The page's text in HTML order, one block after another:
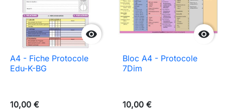

A4 - Fiche Protocole
Edu-K-BG
10,00 €

Bloc A4 - Protocole
7Dim
10,00 €